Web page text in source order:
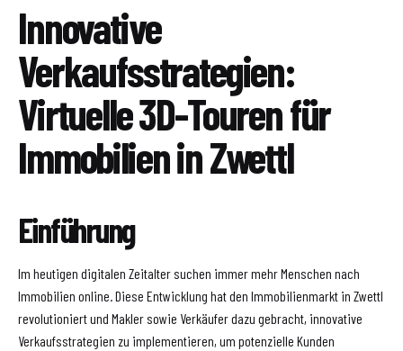
Innovative
Verkaufsstrategien:
Virtuelle 3D-Touren für
Immobilien in Zwettl
Einführung
Im heutigen digitalen Zeitalter suchen immer mehr Menschen nach
Immobilien online. Diese Entwicklung hat den Immobilienmarkt in Zwettl
revolutioniert und Makler sowie Verkäufer dazu gebracht, innovative
Verkaufsstrategien zu implementieren, um potenzielle Kunden